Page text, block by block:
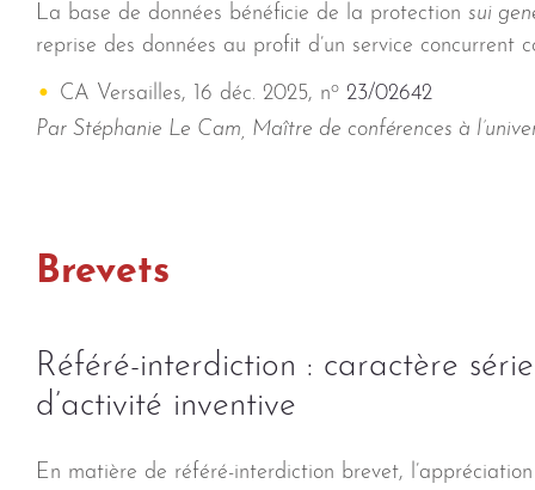
La base de données bénéficie de la protection sui
reprise des données au profit d’un service
CA Versailles, 16 déc. 2025, no 23/02642
Par Stéphanie Le Cam, Maître de conférences à
Brevets
Référé-interdiction : caractère
d’activité inventive
En matière de référé-interdiction brevet,